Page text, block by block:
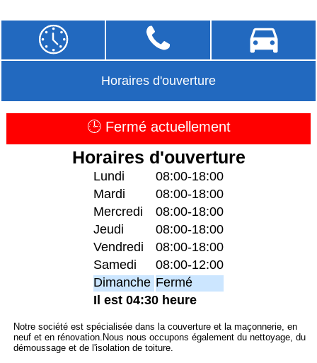
Horaires d'ouverture
🕒 Fermé actuellement
Horaires d'ouverture
Lundi
08:00-18:00
Mardi
08:00-18:00
Mercredi
08:00-18:00
Jeudi
08:00-18:00
Vendredi
08:00-18:00
Samedi
08:00-12:00
Dimanche Fermé
Il est 04:30 heure
Notre société est spécialisée dans la couverture et la maçonnerie, en
neuf et en rénovation.Nous nous occupons également du nettoyage, du
démoussage et de l'isolation de toiture.